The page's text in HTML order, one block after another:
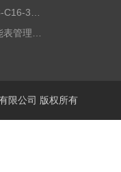
限公司 版权所有